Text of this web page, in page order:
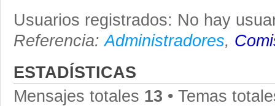
Usuarios registrados: No hay
Referencia:Administradores,
ESTADÍSTICAS
Mensajes totales 13 • Temas